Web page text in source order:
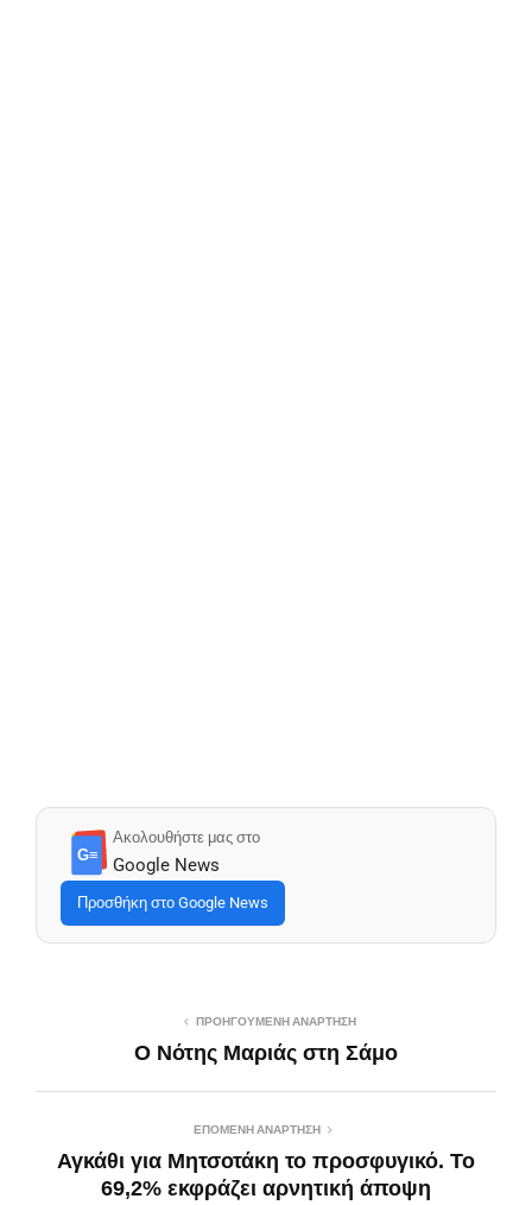
G≡
Ακολουθήστε μας στο
Google News
Προσθήκη στο Google News
ΠΡΟΗΓΟΎΜΕΝΗ ΑΝΆΡΤΗΣΗ
Ο Νότης Μαριάς στη Σάμο
ΕΠΌΜΕΝΗ ΑΝΆΡΤΗΣΗ
Αγκάθι για Μητσοτάκη το προσφυγικό. Το
69,2% εκφράζει αρνητική άποψη